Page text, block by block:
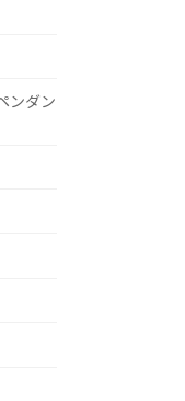
ンダン